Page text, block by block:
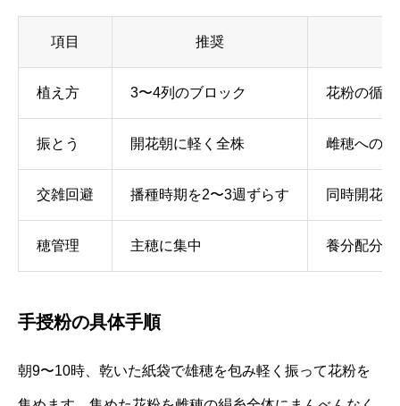
項目 推奨
植え方 3〜4列のブロック 花粉の循
振とう 開花朝に軽く全株 雌穂への
交雑回避 播種時期を2〜3週ずらす 同時開花
穂管理 主穂に集中 養分配分
手授粉の具体手順
朝9〜10時、乾いた紙袋で雄穂を包み軽く振って花粉を